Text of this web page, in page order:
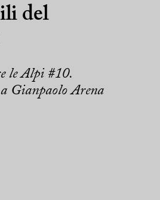
del
le Alpi #10.
Gianpaolo Arena